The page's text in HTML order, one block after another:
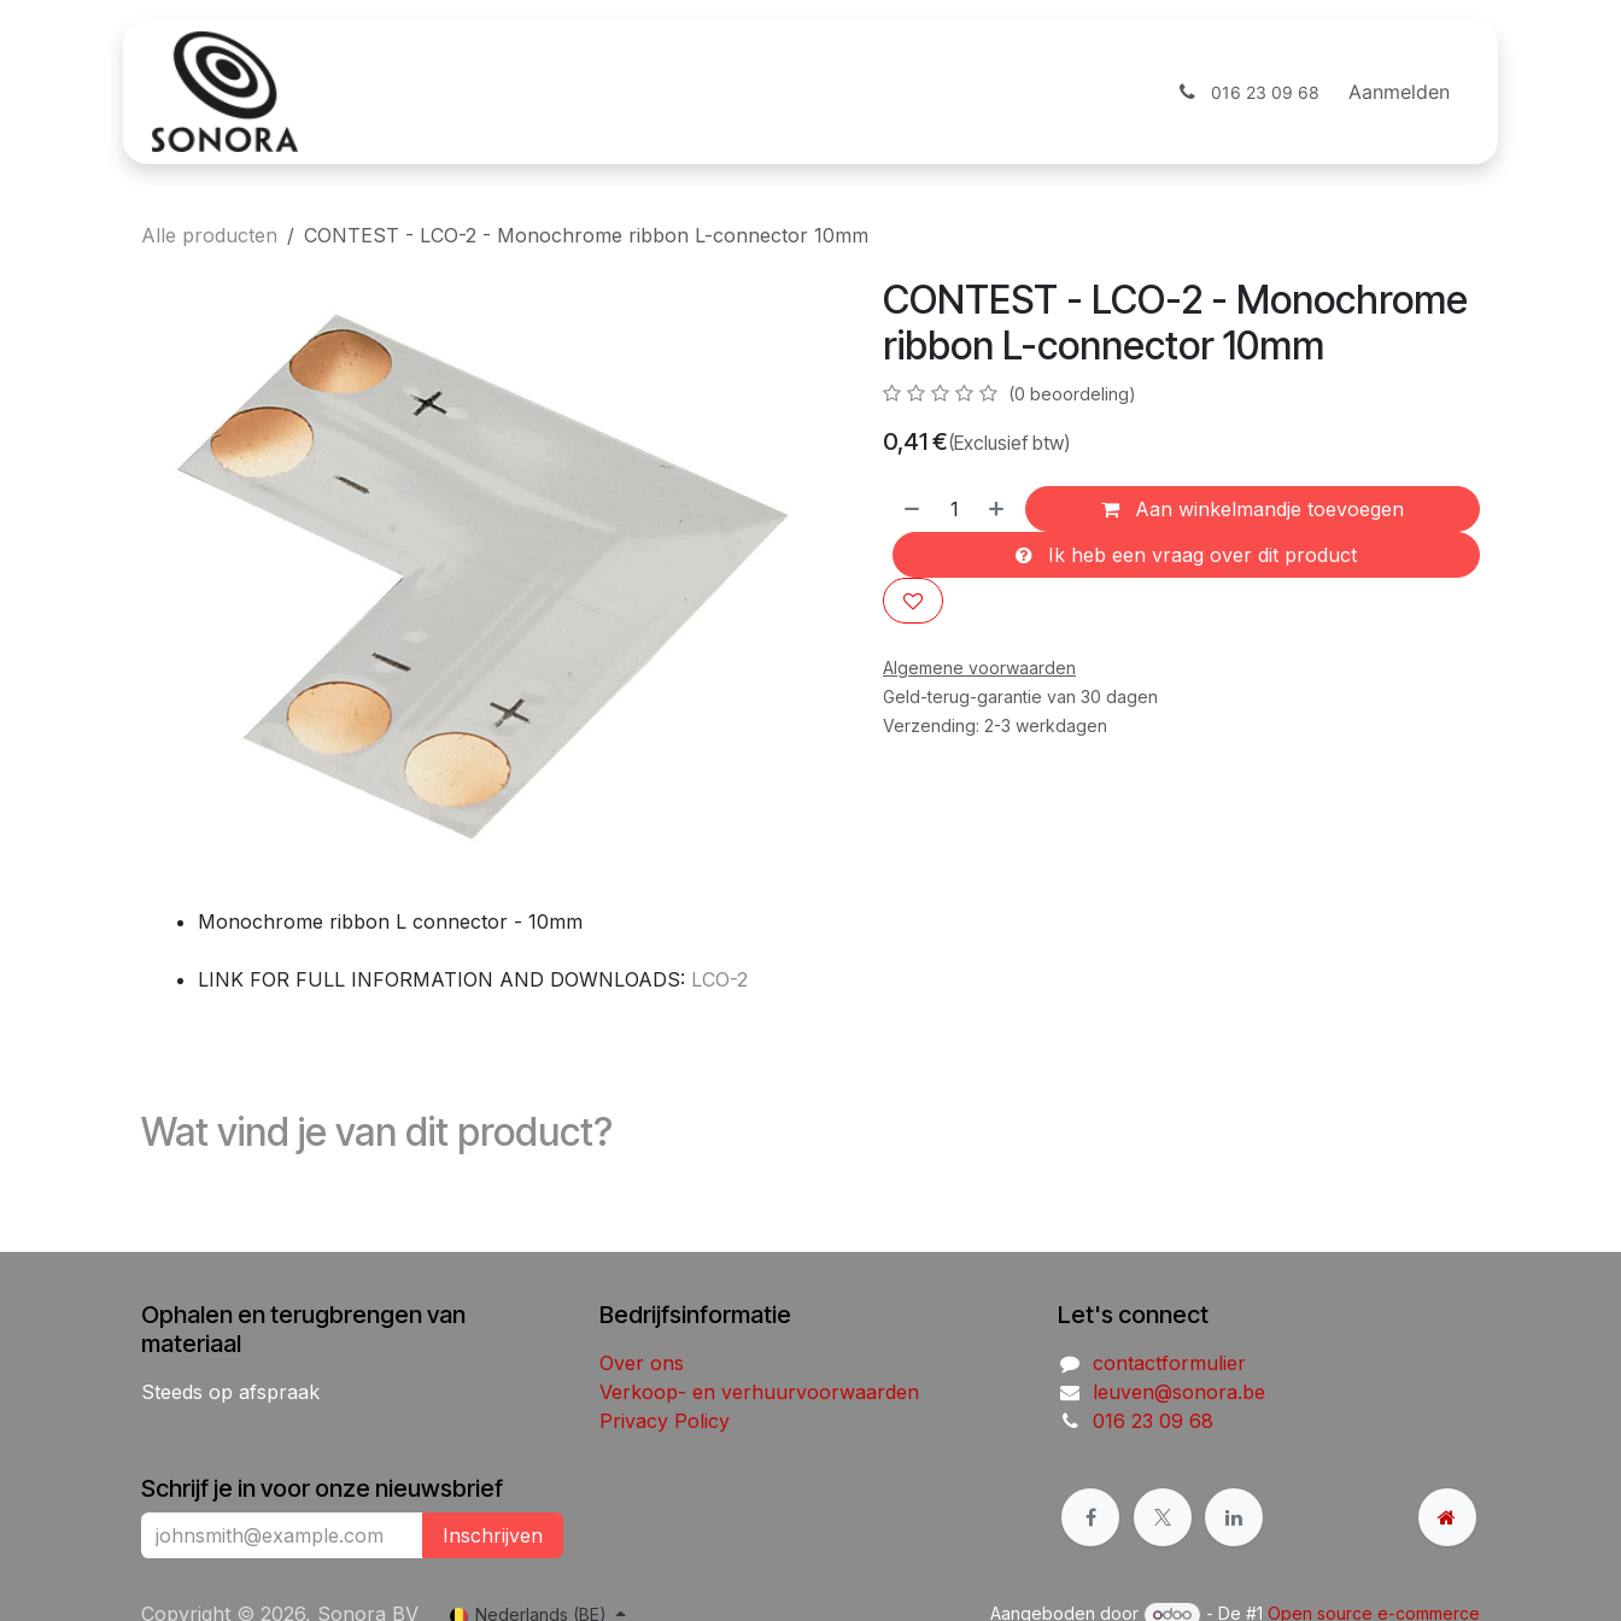
Webshop
016 23 09 68 Aanmelden
Alle producten CONTEST - LCO-2 - Monochrome ribbon L-connector 10mm
CONTEST - LCO-2 - Monochrome
ribbon L-connector 10mm
(0 beoordeling)
0,41€(Exclusief btw)
Aan winkelmandje toevoegen
Ik heb een vraag over dit product
Algemene voorwaarden
Geld-terug-garantie van 30 dagen
Verzending: 2-3 werkdagen
Monochrome ribbon L connector - 10mm
LINK FOR FULL INFORMATION AND DOWNLOADS: LCO-2
Wat vind je van dit product?
Ophalen en terugbrengen van
materiaal
Steeds op afspraak
Schrijf je in voor onze nieuwsbrief
Inschrijven
Bedrijfsinformatie
Over ons
Verkoop- en verhuurvoorwaarden
Privacy Policy
Let's connect
contactformulier
leuven@sonora.be
016 23 09 68
Copyright © 2026, Sonora BV Nederlands (BE) Aangeboden door - De #1 Open source e-commerce